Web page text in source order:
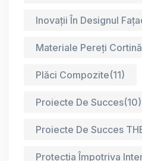
Inovații În Designul
Materiale Pereți Cortină
Plăci Compozite(11)
Proiecte De Succes(10)
Proiecte De Succes
Protecția Împotriva